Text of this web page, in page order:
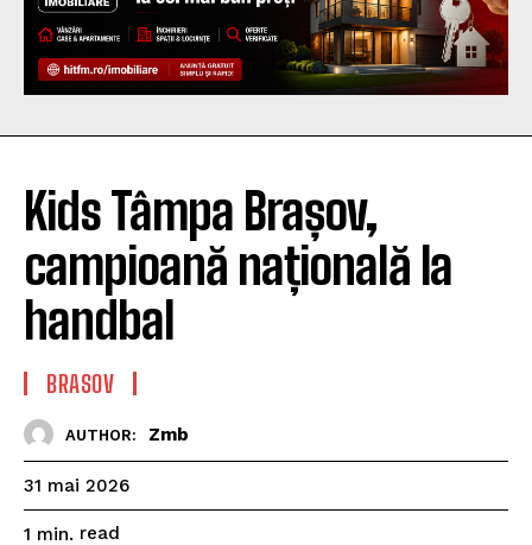
Kids Tâmpa Brașov,
campioană națională la
handbal
BRASOV
AUTHOR: Zmb
31 mai 2026
1 min. read